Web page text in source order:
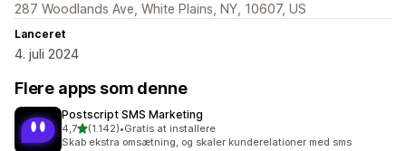
287 Woodlands Ave, White Plains, NY, 10607, US
Lanceret
4. juli 2024
Flere apps som denne
Postscript SMS Marketing
4,7ud af 5 stjerner
(1.142)
1142 anmeldelser i alt
•Gratis at installere
Skab ekstra omsætning, og skaler kunderelationer med sms